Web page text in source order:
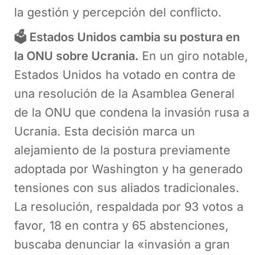
la gestión y percepción del conflicto.
🗳️ Estados Unidos cambia su postura en
la ONU sobre Ucrania. En un giro notable,
Estados Unidos ha votado en contra de
una resolución de la Asamblea General
de la ONU que condena la invasión rusa a
Ucrania. Esta decisión marca un
alejamiento de la postura previamente
adoptada por Washington y ha generado
tensiones con sus aliados tradicionales.
La resolución, respaldada por 93 votos a
favor, 18 en contra y 65 abstenciones,
buscaba denunciar la «invasión a gran